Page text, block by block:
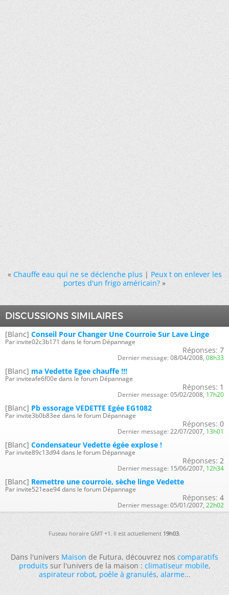
« Chauffe eau qui ne se déclenche plus|Peux t on enlever les
portes d'un frigo américain? »
DISCUSSIONS SIMILAIRES
[Blanc] Conseil Pour Changer Une Courroie Sur Lave Linge
Par invite02c3b171 dans le forum Dépannage
Réponses: 7
Dernier message: 08/04/2008, 08h33
[Blanc] ma Vedette Egee chauffe !!!
Par inviteafe6f00e dans le forum Dépannage
Réponses: 1
Dernier message: 05/02/2008, 17h20
[Blanc] Pb essorage VEDETTE Egée EG1082
Par invite3b0b83ee dans le forum Dépannage
Réponses: 0
Dernier message: 22/07/2007, 13h01
[Blanc] Condensateur Vedette égée explose !
Par invite89c13d94 dans le forum Dépannage
Réponses: 2
Dernier message: 15/06/2007, 12h34
[Blanc] Remettre une courroie, sèche linge Vedette
Par invite521eae94 dans le forum Dépannage
Réponses: 4
Dernier message: 05/01/2007, 22h02
Fuseau horaire GMT +1. Il est actuellement19h03.
Dans l'universMaisonde Futura, découvrez noscomparatifs
produitssur l'univers de la maison :climatiseur mobile,
aspirateur robot,poêle à granulés,alarme...